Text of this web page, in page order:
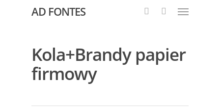
AD FONTES
Kola+Brandy papier
firmowy